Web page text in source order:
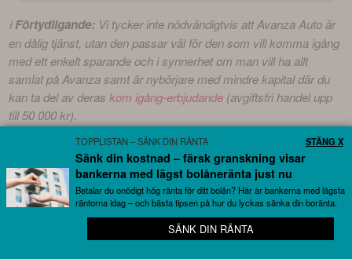
ℹ️ Förtydligande: Vi tycker inte nödvändigtvis att Avanza Auto är
en dålig tjänst, utan den passar väl för den som vill komma igång
med ett enkelt sparande och i synnerhet om man vill ha allt
samlat på Avanza samt är nybörjare med mindre kapital där du
kan ta del av deras kom igång-erbjudande (avgiftsfri handel upp
till 50 000 kr).
❓Våra läsare undrar också: Vanliga frågor
🚀 Missa inte en riktskursändring eller analys
TOPPLISTAN – SÄNK DIN RÄNTA
Sänk din kostnad – färsk granskning visar
bankerna med lägst bolåneränta just nu
Betalar du onödigt hög ränta för ditt bolån? Här är bankerna med lägsta
räntorna idag – och bästa tipsen på hur du lyckas sänka din boränta.
SÄNK DIN RÄNTA
STÄNG X